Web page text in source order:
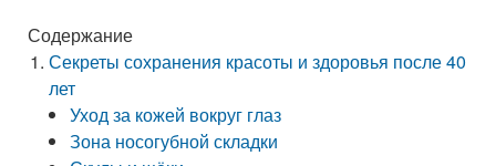
Содержание
Секреты сохранения красоты и здоровья после 40
лет
Уход за кожей вокруг глаз
Зона носогубной складки